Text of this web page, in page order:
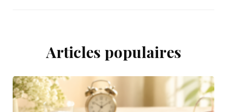
Articles populaires